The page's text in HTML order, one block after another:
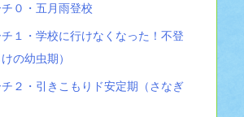
０・五月雨登校
１・学校に行けなくなった！不登
の幼虫期）
２・引きこもりド安定期（さなぎ